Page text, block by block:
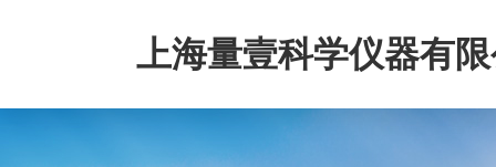
上海量壹科学仪器有